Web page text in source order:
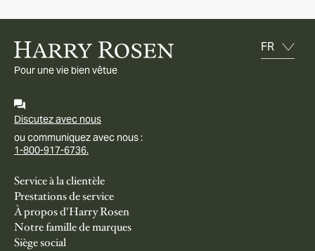
Pour une vie bien vêtue
Discutez avec nous
ou communiquez avec nous :
1-800-917-6736.
Service à la clientèle
Prestations de service
À propos d'Harry Rosen
Notre famille de marques
Siège social